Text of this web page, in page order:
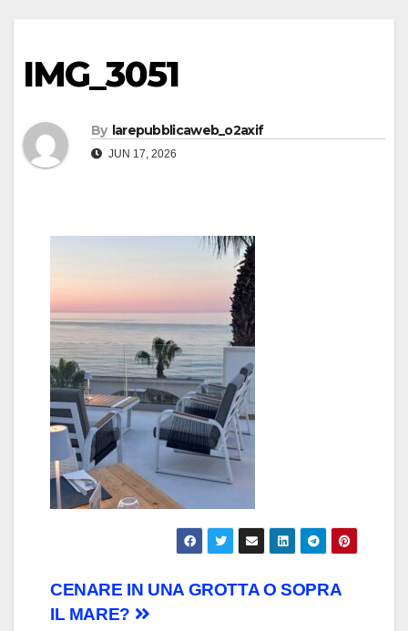
IMG_3051
By larepubblicaweb_o2axif
JUN 17, 2026
Post
CENARE IN UNA GROTTA O SOPRA
IL MARE?